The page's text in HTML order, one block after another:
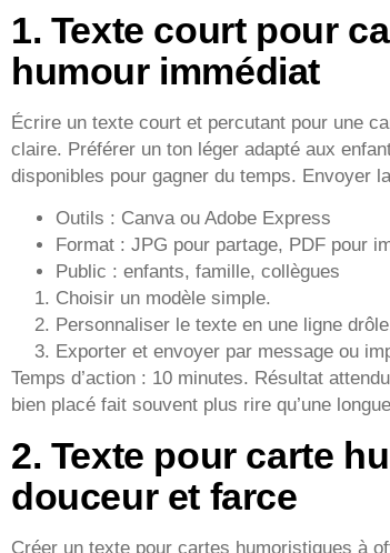
1. Texte court pour
humour immédiat
Écrire un texte court et percutant pour une
claire. Préférer un ton léger adapté aux
disponibles pour gagner du temps. Envoyer
Outils : Canva ou Adobe Express
Format : JPG pour partage, PDF pour
Public : enfants, famille, collègues
Choisir un modèle simple.
Personnaliser le texte en une ligne
Exporter et envoyer par message ou
Temps d’action : 10 minutes. Résultat
bien placé fait souvent plus rire qu’une
2. Texte pour carte
douceur et farce
Créer un texte pour cartes humoristiques à